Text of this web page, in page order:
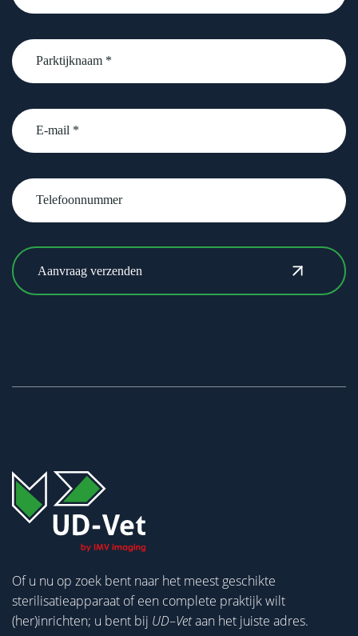
Parktijknaam
*
email
Telefoonnummer
Of u nu op zoek bent naar het meest geschikte
sterilisatieapparaat of een complete praktijk wilt
(her)inrichten; u bent bij UD–Vetaan het juiste adres.